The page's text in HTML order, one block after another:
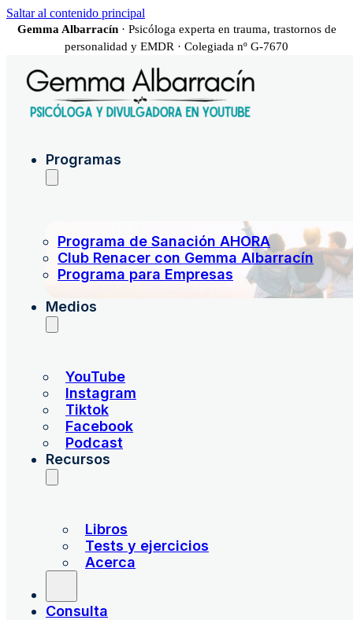
Saltar al contenido principal
Gemma Albarracín· Psicóloga experta en trauma, trastornos de
personalidad y EMDR · Colegiada nº G-7670
Programas
Programa de Sanación AHORA
Club Renacer con Gemma Albarracín
Programa para Empresas
Medios
YouTube
Instagram
Tiktok
Facebook
Podcast
Recursos
Libros
Tests y ejercicios
Acerca
Consulta